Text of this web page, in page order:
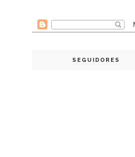
SEGUIDORES